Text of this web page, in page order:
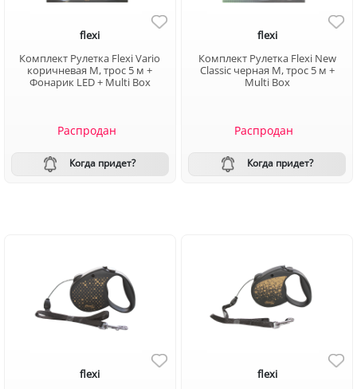
flexi
Комплект Рулетка Flexi Vario
коричневая M, трос 5 м +
Фонарик LED + Multi Box
Распродан
Когда придет?
flexi
Комплект Рулетка Flexi New
Classic черная M, трос 5 м +
Multi Box
Распродан
Когда придет?
flexi
flexi